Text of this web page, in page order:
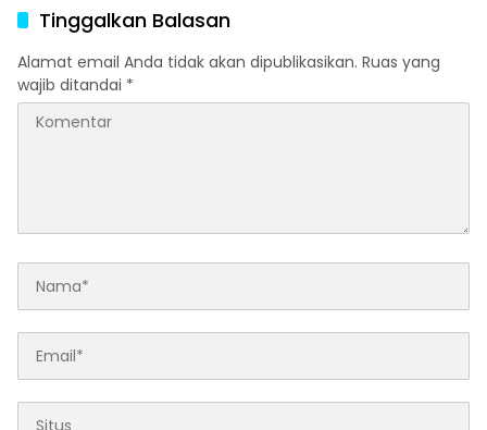
Tinggalkan Balasan
Alamat email Anda tidak akan dipublikasikan. Ruas yang
wajib ditandai *